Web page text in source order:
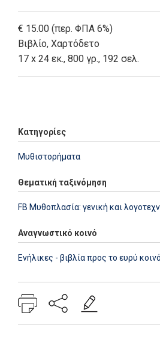
|| Σκιαδαρέσης, Χρήστος
1798-1857 || Σταματέλος,
Μαρία || Τσιμερίκα, Θωμαή
Φιλιππίδου, Άννα || Φούφα,
€ 15.00 (περ. ΦΠΑ 6%)
Βιβλίο, Χαρτόδετο
17 x 24 εκ., 800 γρ., 192 σελ.
Κατηγορίες
Μυθιστορήματα
Θεματική ταξινόμηση
FB Μυθοπλασία: γενική και
Αναγνωστικό κοινό
Ενήλικες - βιβλία προς το ευρύ κοινό